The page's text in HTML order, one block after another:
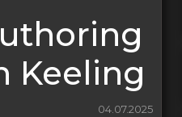
Keeling
04.07.2025